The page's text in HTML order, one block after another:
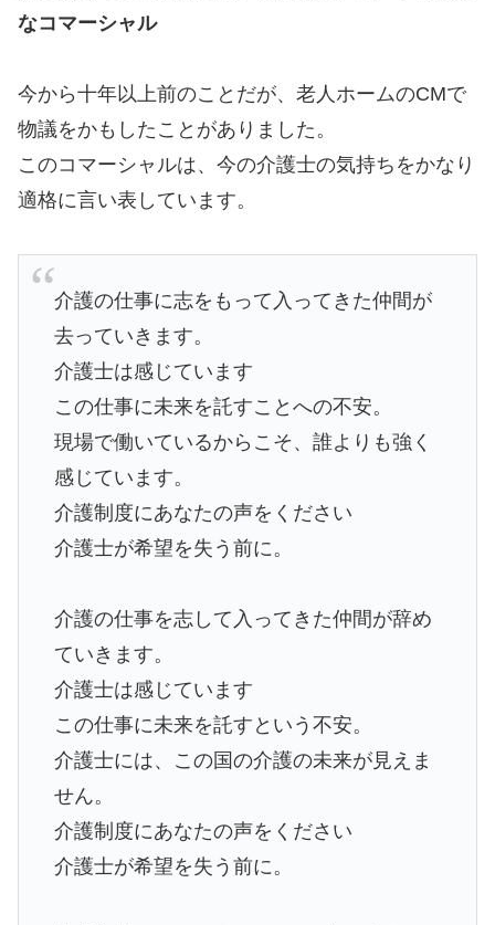
なコマーシャル
今から十年以上前のことだが、老人ホームのCMで
物議をかもしたことがありました。
このコマーシャルは、今の介護士の気持ちをかなり
適格に言い表しています。
介護の仕事に志をもって入ってきた仲間が
去っていきます。
介護士は感じています
この仕事に未来を託すことへの不安。
現場で働いているからこそ、誰よりも強く
感じています。
介護制度にあなたの声をください
介護士が希望を失う前に。
介護の仕事を志して入ってきた仲間が辞め
ていきます。
介護士は感じています
この仕事に未来を託すという不安。
介護士には、この国の介護の未来が見えま
せん。
介護制度にあなたの声をください
介護士が希望を失う前に。